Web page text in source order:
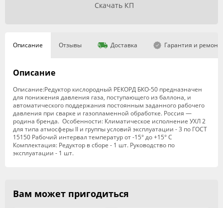
Скачать КП
Описание Отзывы Доставка Гарантия и ремонт
Описание
Описание:Редуктор кислородный РЕКОРД БКО-50 предназначен
для понижения давления газа, поступающего из баллона, и
автоматического поддержания постоянным заданного рабочего
давления при сварке и газопламенной обработке. Россия —
родина бренда. Особенности: Климатическое исполнение УХЛ 2
для типа атмосферы II и группы условий эксплуатации - 3 по ГОСТ
15150 Рабочий интервал температур от -15° до +15° С
Комплектация: Редуктор в сборе - 1 шт. Руководство по
эксплуатации - 1 шт.
Вам может пригодиться